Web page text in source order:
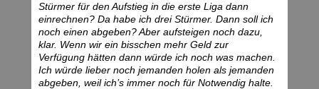
Stürmer für den Aufstieg in die erste Liga dann
einrechnen? Da habe ich drei Stürmer. Dann soll ich
noch einen abgeben? Aber aufsteigen noch dazu,
klar. Wenn wir ein bisschen mehr Geld zur
Verfügung hätten dann würde ich noch was machen.
Ich würde lieber noch jemanden holen als jemanden
abgeben, weil ich’s immer noch für Notwendig halte.